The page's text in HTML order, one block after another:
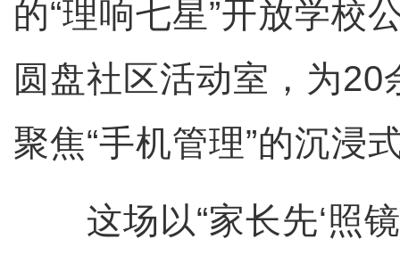
的“理响七星”开放学校
圆盘社区活动室，为
聚焦“手机管理”的沉浸
这场以“家长先‘照镜